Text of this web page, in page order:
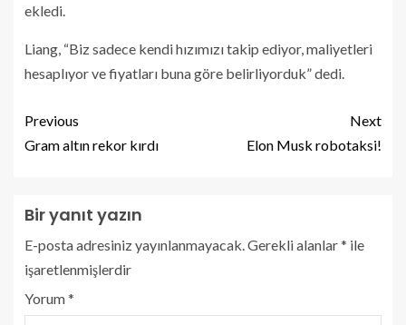
ekledi.
Liang, “Biz sadece kendi hızımızı takip ediyor, maliyetleri
hesaplıyor ve fiyatları buna göre belirliyorduk” dedi.
Previous
Gram altın rekor kırdı
Next
Elon Musk robotaksi!
Bir yanıt yazın
E-posta adresiniz yayınlanmayacak. Gerekli alanlar* ile
işaretlenmişlerdir
Yorum*